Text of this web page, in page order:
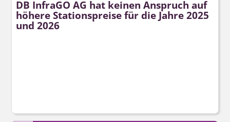
DB InfraGO AG hat keinen Anspruch auf
höhere Stationspreise für die Jahre 2025
und 2026